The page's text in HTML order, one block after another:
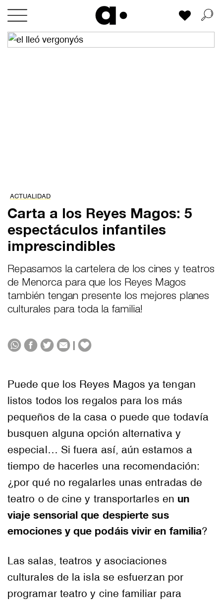
Skip
content
Mi lista
ACTUALIDAD
Carta a los Reyes Magos: 5
espectáculos infantiles
imprescindibles
Repasamos la cartelera de los cines y teatros
de Menorca para que los Reyes Magos
también tengan presente los mejores planes
culturales para toda la familia!
|
Puede que los Reyes Magos ya tengan
listos todos los regalos para los más
pequeños de la casa o puede que todavía
busquen alguna opción alternativa y
especial… Si fuera así, aún estamos a
tiempo de hacerles una recomendación:
¿por qué no regalarles unas entradas de
teatro o de cine y transportarles en un
viaje sensorial que despierte sus
emociones y que podáis vivir en familia?
Las salas, teatros y asociaciones
culturales de la isla se esfuerzan por
programar teatro y cine familiar para